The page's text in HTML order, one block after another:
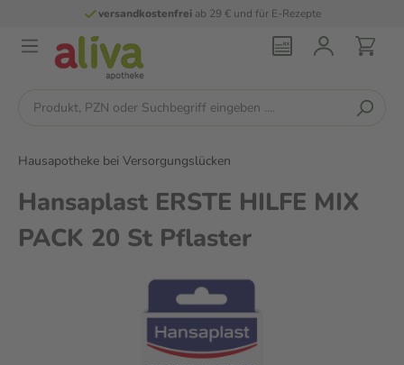
versandkostenfreiab 29 € und für E-Rezepte
Hausapotheke bei Versorgungslücken
Hansaplast ERSTE HILFE MIX
PACK 20 St Pflaster